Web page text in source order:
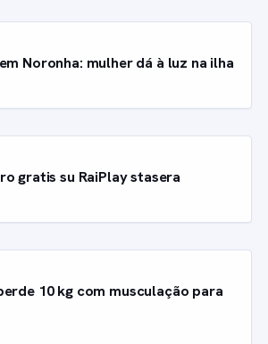
Noronha: mulher dá à luz na ilha
gratis su RaiPlay stasera
10 kg com musculação para